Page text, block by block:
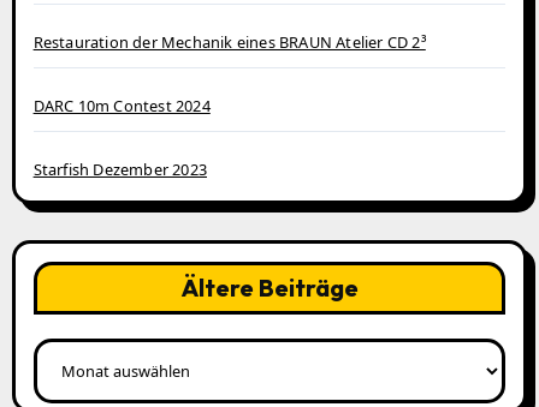
Restauration der Mechanik eines BRAUN Atelier CD 2³
DARC 10m Contest 2024
Starfish Dezember 2023
Ältere Beiträge
Ältere
Beiträge